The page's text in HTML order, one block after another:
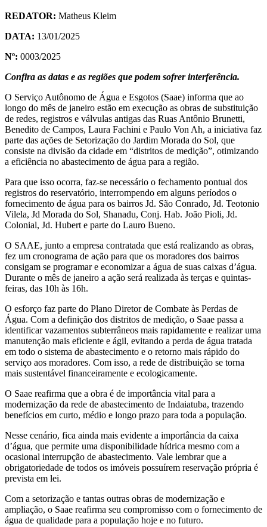
REDATOR: Matheus Kleim
DATA: 13/01/2025
Nº: 0003/2025
Confira as datas e as regiões que podem sofrer interferência.
O Serviço Autônomo de Água e Esgotos (Saae) informa que ao
longo do mês de janeiro estão em execução as obras de substituição
de redes, registros e válvulas antigas das Ruas Antônio Brunetti,
Benedito de Campos, Laura Fachini e Paulo Von Ah, a iniciativa faz
parte das ações de Setorização do Jardim Morada do Sol, que
consiste na divisão da cidade em “distritos de medição”, otimizando
a eficiência no abastecimento de água para a região.
Para que isso ocorra, faz-se necessário o fechamento pontual dos
registros do reservatório, interrompendo em alguns períodos o
fornecimento de água para os bairros Jd. São Conrado, Jd. Teotonio
Vilela, Jd Morada do Sol, Shanadu, Conj. Hab. João Pioli, Jd.
Colonial, Jd. Hubert e parte do Lauro Bueno.
O SAAE, junto a empresa contratada que está realizando as obras,
fez um cronograma de ação para que os moradores dos bairros
consigam se programar e economizar a água de suas caixas d’água.
Durante o mês de janeiro a ação será realizada às terças e quintas-
feiras, das 10h às 16h.
O esforço faz parte do Plano Diretor de Combate às Perdas de
Água. Com a definição dos distritos de medição, o Saae passa a
identificar vazamentos subterrâneos mais rapidamente e realizar uma
manutenção mais eficiente e ágil, evitando a perda de água tratada
em todo o sistema de abastecimento e o retorno mais rápido do
serviço aos moradores. Com isso, a rede de distribuição se torna
mais sustentável financeiramente e ecologicamente.
O Saae reafirma que a obra é de importância vital para a
modernização da rede de abastecimento de Indaiatuba, trazendo
benefícios em curto, médio e longo prazo para toda a população.
Nesse cenário, fica ainda mais evidente a importância da caixa
d’água, que permite uma disponibilidade hídrica mesmo com a
ocasional interrupção de abastecimento. Vale lembrar que a
obrigatoriedade de todos os imóveis possuírem reservação própria é
prevista em lei.
Com a setorização e tantas outras obras de modernização e
ampliação, o Saae reafirma seu compromisso com o fornecimento de
água de qualidade para a população hoje e no futuro.